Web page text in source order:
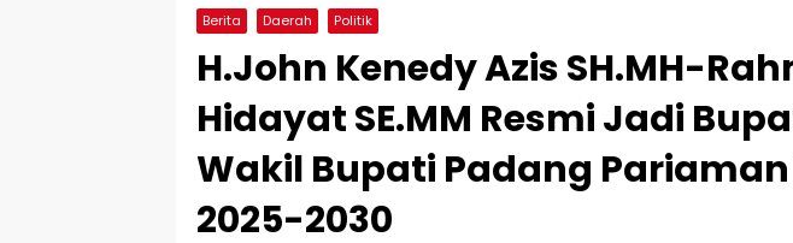
Berita Daerah Politik
H.John Kenedy Azis SH.MH-
Hidayat SE.MM Resmi Jadi
Wakil Bupati Padang
2025-2030